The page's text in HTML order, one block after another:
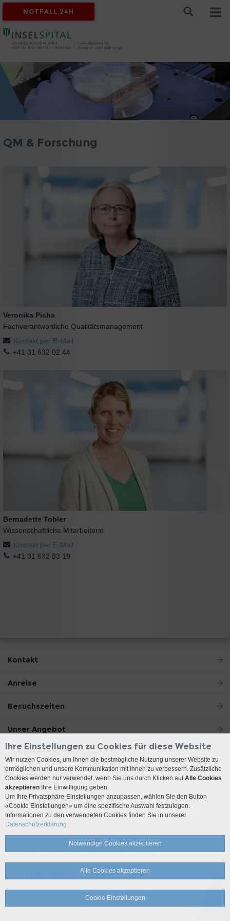
NOTFALL 24H
QM & Forschung
Veronika Picha
Fachverantwortliche Qualitätsmanagement
Kontakt per E-Mail
+41 31 632 02 44
Bernadette Tobler
Wissenschaftliche Mitarbeiterin
Kontakt per E-Mail
+41 31 632 83 19
Kontakt
Anreise
Besuchszeiten
Unser Angebot
Patienten und Besucher
Ärzte und Zuweiser
Lehre und Forschung
Social Media
Impressum Disclaimer Datenschutz Sitemap
Ihre Einstellungen zu Cookies für diese Website
Wir nutzen Cookies, um Ihnen die bestmögliche Nutzung unserer Website zu
ermöglichen und unsere Kommunikation mit Ihnen zu verbessern. Zusätzliche
Cookies werden nur verwendet, wenn Sie uns durch Klicken aufAlle Cookies
akzeptieren Ihre Einwilligung geben.
Um Ihre Privatsphäre-Einstellungen anzupassen, wählen Sie den Button
«Cookie Einstellungen» um eine spezifische Auswahl festzulegen.
Informationen zu den verwendeten Cookies finden Sie in unserer
Datenschutzerklärung.
Notwendige Cookies akzeptieren
Alle Cookies akzeptieren
Cookie Einstellungen